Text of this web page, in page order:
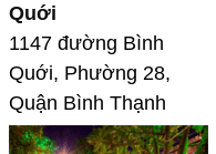
Quới
1147 đường Bình
Quới, Phường 28,
Quận Bình Thạnh